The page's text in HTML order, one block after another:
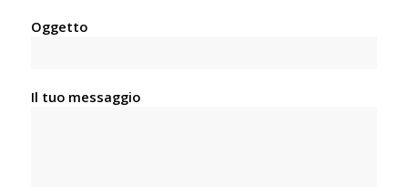
Oggetto
Il tuo messaggio